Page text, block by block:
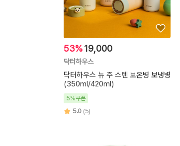
53%19,000
닥터하우스
닥터하우스 뉴 주 스텐 보온병 보냉병
(350ml/420ml)
5%쿠폰
5.0 (5)